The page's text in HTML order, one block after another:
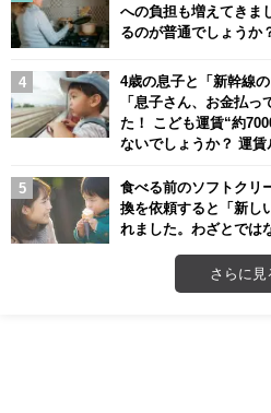
への負担も増えてきま
るのが普通でしょうか
4歳の息子と「新幹線
「息子さん、お金払
た！ こども運賃“約
ないでしょうか？ 運賃
食べる前のソフトクリ
換を依頼すると「新し
れました。わざとでは
さらに見